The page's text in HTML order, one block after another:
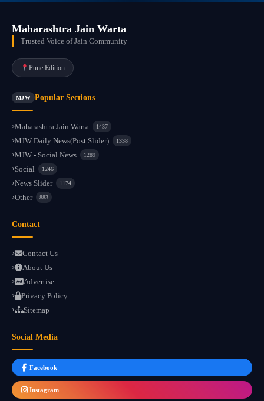
Maharashtra Jain Warta
Trusted Voice of Jain Community
Pune Edition
MJW Popular Sections
Maharashtra Jain Warta 1437
MJW Daily News(Post Slider) 1338
MJW - Social News 1289
Social 1246
News Slider 1174
Other 883
Contact
Contact Us
About Us
Advertise
Privacy Policy
Sitemap
Social Media
Facebook
Instagram